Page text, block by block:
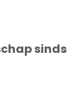
sinds